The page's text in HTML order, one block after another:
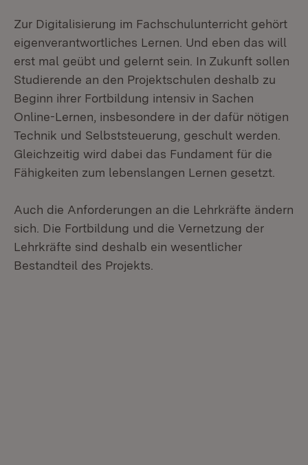
Zur Digitalisierung im Fachschulunterricht gehört
eigenverantwortliches Lernen. Und eben das will
erst mal geübt und gelernt sein. In Zukunft sollen
Studierende an den Projektschulen deshalb zu
Beginn ihrer Fortbildung intensiv in Sachen
Online-Lernen, insbesondere in der dafür nötigen
Technik und Selbststeuerung, geschult werden.
Gleichzeitig wird dabei das Fundament für die
Fähigkeiten zum lebenslangen Lernen gesetzt.
Auch die Anforderungen an die Lehrkräfte ändern
sich. Die Fortbildung und die Vernetzung der
Lehrkräfte sind deshalb ein wesentlicher
Bestandteil des Projekts.